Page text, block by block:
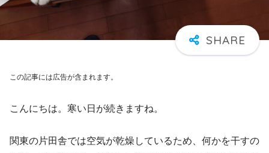
この記事には広告が含まれます。
こんにちは。寒い日が続きますね。
関東の片田舎では空気が乾燥しているため、何かを干すの